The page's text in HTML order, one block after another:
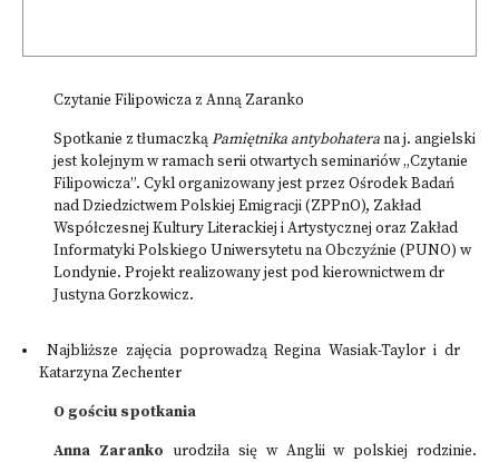
Czytanie Filipowicza z Anną Zaranko
Spotkanie z tłumaczkąPamiętnika antybohaterana j. angielski
jest kolejnym w ramach serii otwartych seminariów „Czytanie
Filipowicza”. Cykl organizowany jest przez Ośrodek Badań
nad Dziedzictwem Polskiej Emigracji (ZPPnO), Zakład
Współczesnej Kultury Literackiej i Artystycznej oraz Zakład
Informatyki Polskiego Uniwersytetu na Obczyźnie (PUNO) w
Londynie. Projekt realizowany jest pod kierownictwem dr
Justyna Gorzkowicz.
Najbliższe zajęcia poprowadzą Regina Wasiak-Taylor i dr
Katarzyna Zechenter
O gościu spotkania
Anna Zaranko urodziła się w Anglii w polskiej rodzinie.